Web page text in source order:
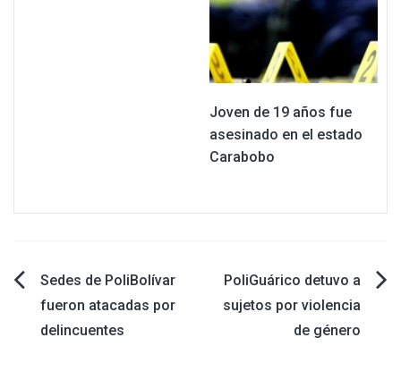
Joven de 19 años fue
asesinado en el estado
Carabobo
Navegación
de
Sedes de PoliBolívar
fueron atacadas por
delincuentes
PoliGuárico detuvo a
sujetos por violencia
de género